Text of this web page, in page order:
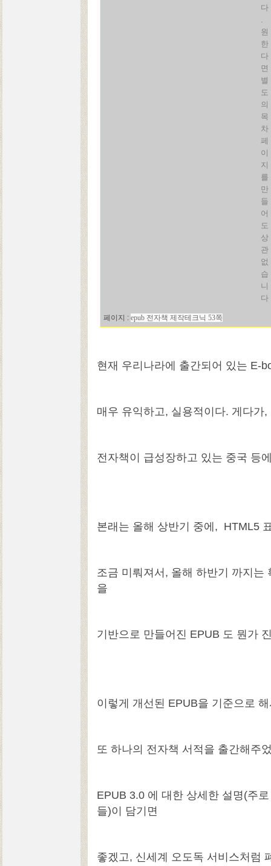
다
.
원
한
다
면
별
도
의
목
차
페
이
지
를
만
들
어
도
상
관
없
습
니
다
페이지 : epub 전자책 제작테크닉 53쪽
현재 우리나라에 출간되어 있는 E-
매우 유익하고, 실용적이다. 게다가
전자책이 급성장하고 있는 중국 등
본래는 올해 상반기 중에, HTML5
조금 미뤄져서, 올해 하반기 까지는
을
기반으로 만들어진 EPUB 도 뭔가
이렇게 개선된 EPUB을 기준으로
또 하나의 전자책 서적을 출간해주
EPUB 3.0 에 대한 상세한 설명(주
들)이 담기면
좋겠고, 신세계 오도독 서비스처럼